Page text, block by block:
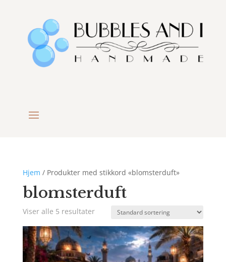
Hjem / Produkter med stikkord «blomsterduft»
blomsterduft
Viser alle 5 resultater